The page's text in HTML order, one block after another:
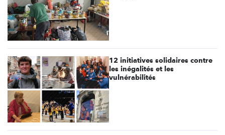
12 initiatives solidaires contre
les inégalités et les
vulnérabilités